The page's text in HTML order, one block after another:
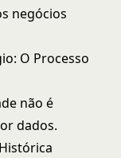
negócios
O Processo
não é
dados.